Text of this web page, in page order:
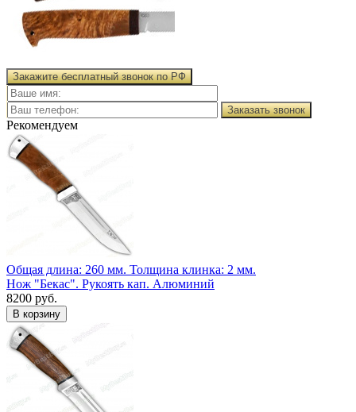
Закажите бесплатный звонок по РФ
Заказать звонок
Рекомендуем
Общая длина: 260 мм. Толщина клинка: 2 мм.
Нож "Бекас". Рукоять кап. Алюминий
8200 руб.